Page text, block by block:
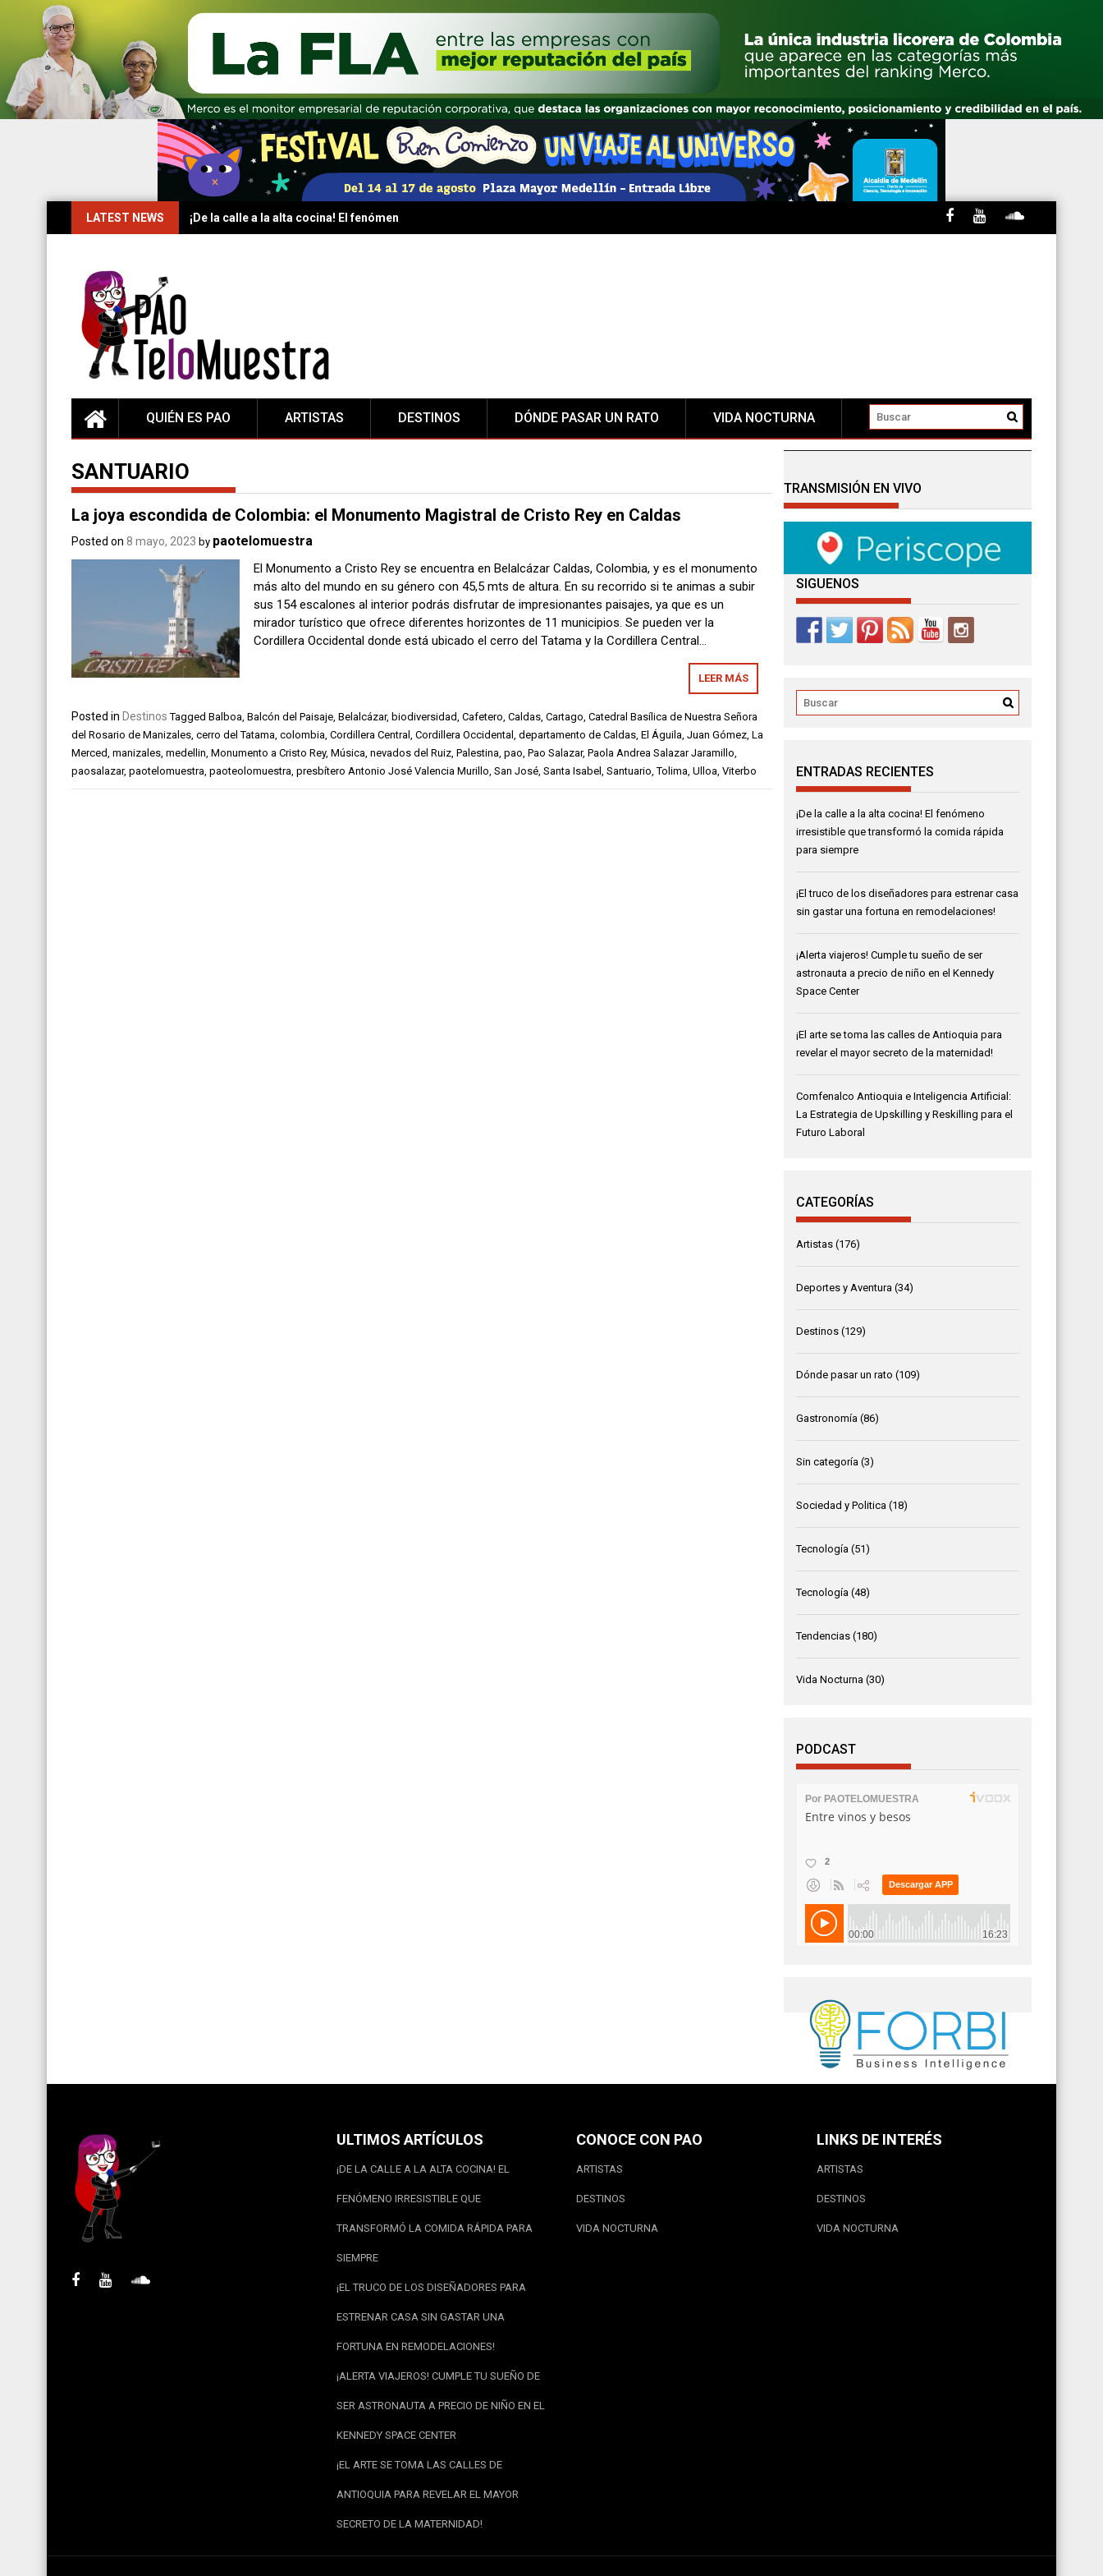
LATEST NEWS ¡De la calle a la alta cocina! El fenómeno irresistible que transformó la comida rápida para siempre
QUIÉN ES PAO ARTISTAS DESTINOS DÓNDE PASAR UN RATO VIDA NOCTURNA
SANTUARIO
La joya escondida de Colombia: el Monumento Magistral de Cristo Rey en Caldas
Posted on 8 mayo, 2023 by paotelomuestra
El Monumento a Cristo Rey se encuentra en Belalcázar Caldas, Colombia, y es el monumento
más alto del mundo en su género con 45,5 mts de altura. En su recorrido si te animas a subir
sus 154 escalones al interior podrás disfrutar de impresionantes paisajes, ya que es un
mirador turístico que ofrece diferentes horizontes de 11 municipios. Se pueden ver la
Cordillera Occidental donde está ubicado el cerro del Tatama y la Cordillera Central…
LEER MÁS
Posted in Destinos Tagged Balboa, Balcón del Paisaje, Belalcázar, biodiversidad, Cafetero, Caldas, Cartago, Catedral Basílica de Nuestra Señora
del Rosario de Manizales, cerro del Tatama, colombia, Cordillera Central , Cordillera Occidental , departamento de Caldas, El Águila, Juan Gómez, La
Merced, manizales, medellin, Monumento a Cristo Rey, Música, nevados del Ruiz, Palestina, pao, Pao Salazar, Paola Andrea Salazar Jaramillo,
paosalazar, paotelomuestra, paoteolomuestra, presbítero Antonio José Valencia Murillo, San José, Santa Isabel , Santuario,Tolima, Ulloa, Viterbo
TRANSMISIÓN EN VIVO
SIGUENOS
ENTRADAS RECIENTES
¡De la calle a la alta cocina! El fenómeno
irresistible que transformó la comida rápida
para siempre
¡El truco de los diseñadores para estrenar casa
sin gastar una fortuna en remodelaciones!
¡Alerta viajeros! Cumple tu sueño de ser
astronauta a precio de niño en el Kennedy
Space Center
¡El arte se toma las calles de Antioquia para
revelar el mayor secreto de la maternidad!
Comfenalco Antioquia e Inteligencia Artificial:
La Estrategia de Upskilling y Reskilling para el
Futuro Laboral
CATEGORÍAS
Artistas (176)
Deportes y Aventura (34)
Destinos (129)
Dónde pasar un rato (109)
Gastronomía (86)
Sin categoría (3)
Sociedad y Politica (18)
Tecnología (51)
Tecnología (48)
Tendencias (180)
Vida Nocturna (30)
PODCAST
ULTIMOS ARTÍCULOS
¡DE LA CALLE A LA ALTA COCINA! EL
FENÓMENO IRRESISTIBLE QUE
TRANSFORMÓ LA COMIDA RÁPIDA PARA
SIEMPRE
¡EL TRUCO DE LOS DISEÑADORES PARA
ESTRENAR CASA SIN GASTAR UNA
FORTUNA EN REMODELACIONES!
¡ALERTA VIAJEROS! CUMPLE TU SUEÑO DE
SER ASTRONAUTA A PRECIO DE NIÑO EN EL
KENNEDY SPACE CENTER
¡EL ARTE SE TOMA LAS CALLES DE
ANTIOQUIA PARA REVELAR EL MAYOR
SECRETO DE LA MATERNIDAD!
CONOCE CON PAO
ARTISTAS
DESTINOS
VIDA NOCTURNA
LINKS DE INTERÉS
ARTISTAS
DESTINOS
VIDA NOCTURNA